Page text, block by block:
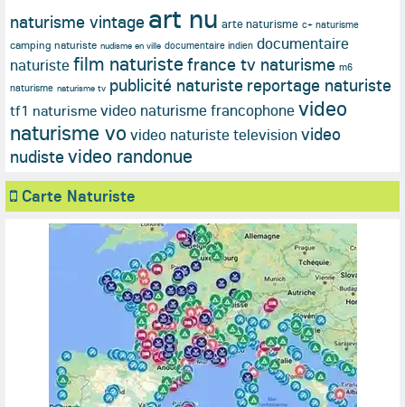
naturisme vintage art nu arte naturisme c+ naturisme
camping naturiste nudisme en ville documentaire indien documentaire
naturistefilm naturistefrance tv naturisme m6
naturisme naturisme tv publicité naturiste reportage naturiste
tf1 naturisme video naturisme francophonevideo
naturisme vo video naturiste televisionvideo
nudistevideo randonue
Carte Naturiste